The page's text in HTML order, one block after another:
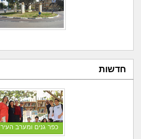
חדשות
כפר גנים ומערב העיר